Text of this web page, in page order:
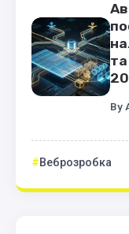
By
Веброзробка